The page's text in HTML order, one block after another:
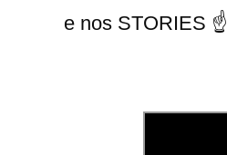
e nos STORIES ☝